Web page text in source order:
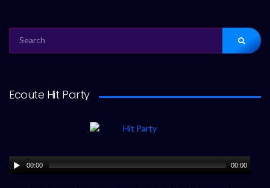
FOR:
Ecoute Hit Party
00:00 00:00